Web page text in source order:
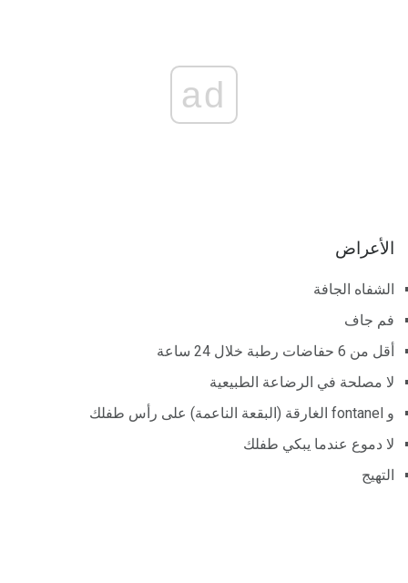
ad
الأعراض
الشفاه الجافة
فم جاف
أقل من 6 حفاضات رطبة خلال 24 ساعة
لا مصلحة في الرضاعة الطبيعية
و fontanel الغارقة (البقعة الناعمة) على رأس طفلك
لا دموع عندما يبكي طفلك
التهيج